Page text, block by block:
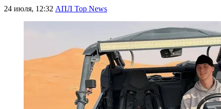
24 июля, 12:32 АПЛ Top News